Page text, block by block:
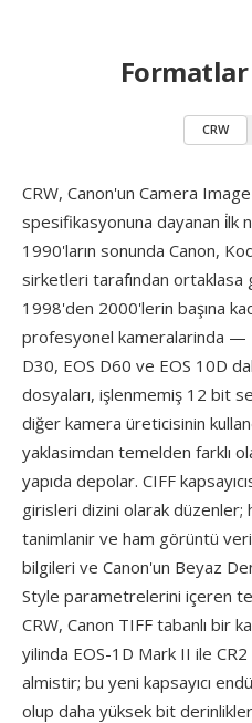
CRW
CRW, Canon'un Camera
spesifikasyonuna dayanan i̇lk
1990'ların sonunda Canon,
sirketleri tarafından ortaklasa
1998'den 2000'lerin başına
profesyonel kameralarinda —
D30, EOS D60 ve EOS 10D
dosyaları, işlenmemiş 12 bit
diğer kamera üreticisinin
yaklasimdan temelden farklı
yapıda depolar. CIFF
girisleri dizini olarak
tanimlanir ve ham görüntü
bilgileri ve Canon'un Beyaz
Style parametrelerini içeren
CRW, Canon TIFF tabanlı bir
yilinda EOS-1D Mark II ile
almistir; bu yeni kapsayıcı
olup daha yüksek bit